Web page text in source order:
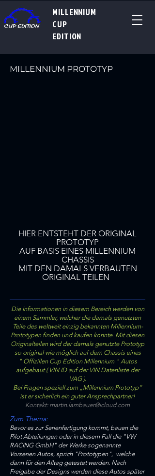
MILLENNIUM
CUP
EDITION
MILLENNIUM PROTOTYP
HIER ENTSTEHT DER ORIGINAL
PROTOTYP
AUF BASIS EINES MILLENNIUM
CHASSIS
MIT DEN DAMALS VERBAUTEN
ORIGINAL TEILEN
Die Informationen in diesem Bereich werden von
einem Sammler, welcher die damals genutzten
Teile des weltweit einzig bekannten Millennium-
Prototypen finden und kaufen konnte. Mit diesen
Originalteilen wird der damals genutzte Prototyp
so original wie möglich auf dem Chassis eines
" Offizillen Cup Edition Millennium " Autos
aufgebaut ( VIN ID auf der VIN Datenliste der
VAG ).
Bei Fragen speziell zum „Millennium Prototyp“
ist er sicherlich ein guter Ansprechpartner!
Kontakt: martin.lambauer@icloud.com
Zum Thema:
Bevor es zur Serienfertigung kommt, bauen die
Pilot Abteilungen oder in diesem Fall die "VW
RACING GmbH" der Werke sogenannte
Vorserien Autos, sprich "Prototypen", welche
dann für den Alltag getestet werden. ​Nach
Freigabe der Designs werden diese Autos später